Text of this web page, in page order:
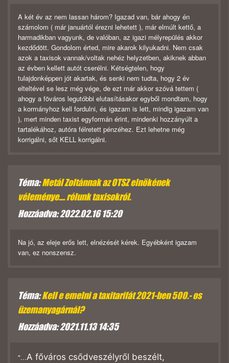
A két év az nem lassan három? Igazad van, bár ahogy én
számolom ( már januártól érezni lehetett ), már elmúlt kettő, a
harmadikban vagyunk, de valóban, az igazi mélyrepülés akkor
kezdődött. Gondolom érted, mire akarok kilyukadni. Nem csak
azok a taxisok vannak/voltak nehéz helyzetben, akiknek abban
az évben kellett autót cserélni. Kétségtelen, hogy
tulajdonképpen jót akartak, és senki nem tudta, hogy 2 év
elteltével se lesz még vége, de ezt már akkor szóvá tettem (
ahogy a föváros legutóbbi elutasításakor egyből mondtam, hogy
a kormányhoz kell fordulni, és igazam is lett, mindig igazam van
), mert minden taxist egyformán érint, mindenki hozzányúlt a
tartalékához, autóra félretett pénzéhez. Ezt lehetne még
korrigálni, sőt KELL korrigálni.
Téma:Metál Zoltánnak az OTSZ elnökének
véleménye.... rólunk taxisokról.
Hozzáadva: 2022.02.16 15:20
Na jó, az eleje erős lett, elnézését kérek. Egyébként igazam
van, ez nonszensz.
Téma:Kell e emelni a taxitarifát 2021-ben 500.- os
üzemanyagárnál?
Hozzáadva: 2021.11.13 14:35
"...A főváros csődveszélyről beszélt,